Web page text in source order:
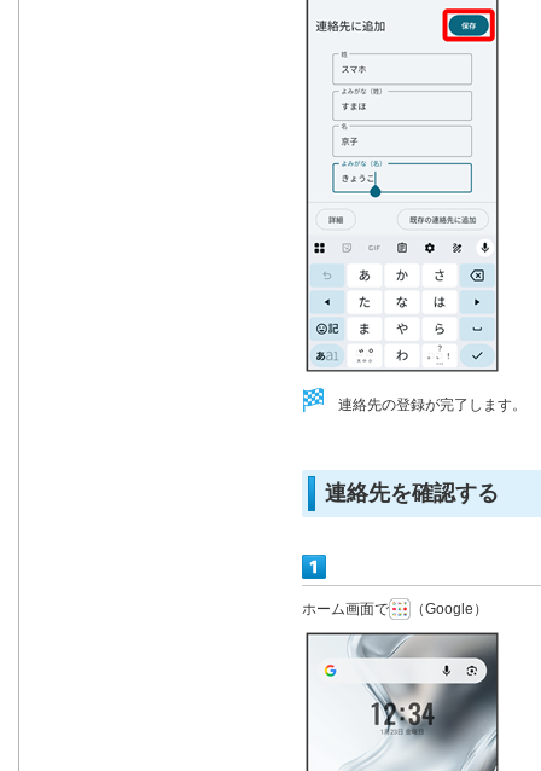
連絡先の登録が完了します。
連絡先を確認する
ホーム画面で （Google）